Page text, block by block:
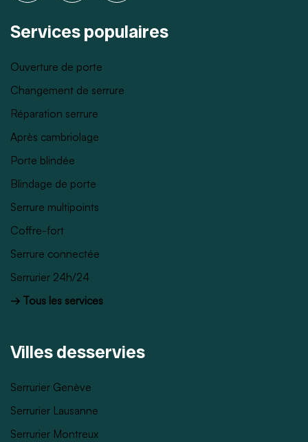
Services populaires
Ouverture de porte
Changement de serrure
Réparation serrure
Après cambriolage
Porte blindée
Blindage de porte
Serrure multipoints
Coffre-fort
Serrure connectée
Serrurier 24h/24
→ Tous les services
Villes desservies
Serrurier Genève
Serrurier Lausanne
Serrurier Montreux